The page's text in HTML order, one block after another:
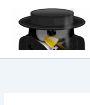
conteúdo